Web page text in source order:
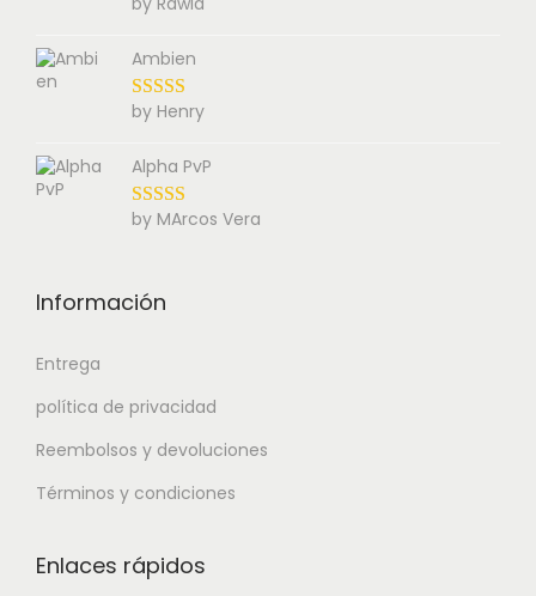
Ambien
by Henry
Alpha PvP
by MArcos Vera
Información
Entrega
política de privacidad
Reembolsos y devoluciones
Términos y condiciones
Enlaces rápidos